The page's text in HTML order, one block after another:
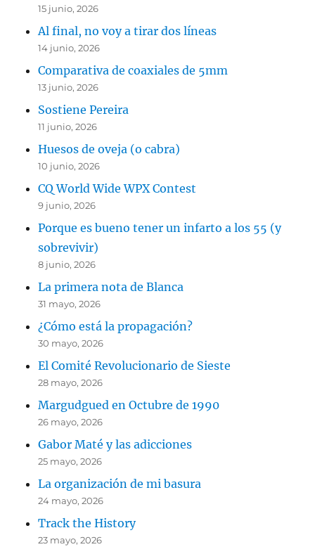
15 junio, 2026
Al final, no voy a tirar dos líneas
14 junio, 2026
Comparativa de coaxiales de 5mm
13 junio, 2026
Sostiene Pereira
11 junio, 2026
Huesos de oveja (o cabra)
10 junio, 2026
CQ World Wide WPX Contest
9 junio, 2026
Porque es bueno tener un infarto a los 55 (y
sobrevivir)
8 junio, 2026
La primera nota de Blanca
31 mayo, 2026
¿Cómo está la propagación?
30 mayo, 2026
El Comité Revolucionario de Sieste
28 mayo, 2026
Margudgued en Octubre de 1990
26 mayo, 2026
Gabor Maté y las adicciones
25 mayo, 2026
La organización de mi basura
24 mayo, 2026
Track the History
23 mayo, 2026